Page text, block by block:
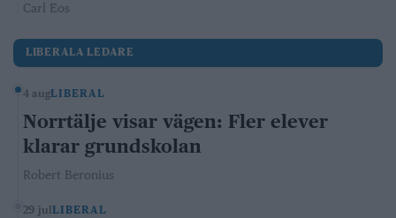
Carl Eos
LIBERALA LEDARE
4 augLIBERAL
Norrtälje visar vägen: Fler elever
klarar grundskolan
Robert Beronius
29 julLIBERAL